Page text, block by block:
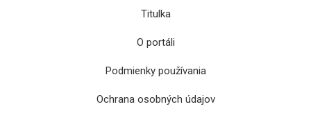
Úprava zonácie štyroch národných parkov
Titulka
O portáli
Podmienky používania
Ochrana osobných údajov